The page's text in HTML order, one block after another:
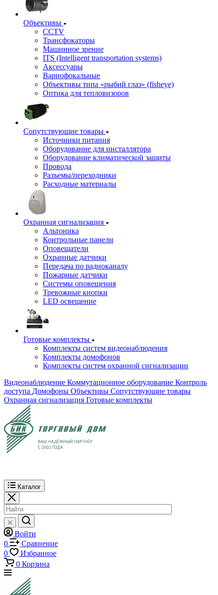
Объективы
CCTV
Трансфокаторы
Машинное зрение
ITS (Intelligent transportation systems)
Аксессуары
Вариофокальные
Объективы типа «рыбий глаз» (fisheye)
Оптика для тепловизоров
Сопутствующие товары
Источники питания
Оборудование для инсталлятора
Оборудование климатической защиты
Провода
Разъемы/переходники
Расходные материалы
Охранная сигнализация
Альтоника
Контрольные панели
Оповещатели
Охранные датчики
Передача по радиоканалу
Пожарные датчики
Системы оповещения
Тревожные кнопки
LED освещение
Готовые комплекты
Комплекты систем видеонаблюдения
Комплекты домофонов
Комплекты систем охранной сигнализации
Видеонаблюдение Коммутационное оборудование Контроль
доступа Домофоны Объективы Сопутствующие товары
Охранная сигнализация Готовые комплекты
Каталог
Войти
0
Сравнение
0
Избранное
0 Корзина